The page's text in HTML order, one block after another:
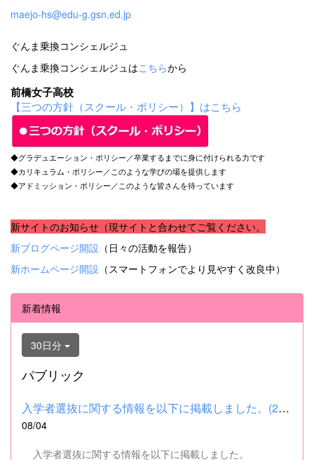
maejo-hs@edu-g.gsn.ed.jp
ぐんま乗換コンシェルジュ
ぐんま乗換コンシェルジュはこちらから
前橋女子高校
【三つの方針（スクール・ポリシー）】はこちら
◆グラデュエーション・ポリシー／卒業するまでに身に付けられる力です
◆カリキュラム・ポリシー／このような学びの場を提供します
◆アドミッション・ポリシー／このような皆さんを待っています
新サイトのお知らせ（現サイトと合わせてご覧ください。
新ブログページ開設 （日々の活動を報告）
新ホームページ開設 （スマートフォンでより見やすく改良中）
新着情報
30日分
パブリック
入学者選抜に関する情報を以下に掲載しました。(2026.8.4) ■令和...
08/04
入学者選抜に関する情報を以下に掲載しました。